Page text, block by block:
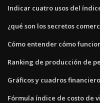
Indicar cuatro usos del
¿qué son los secretos
Cómo entender cómo
Ranking de producción de
Gráficos y cuadros
Fórmula índice de costo de